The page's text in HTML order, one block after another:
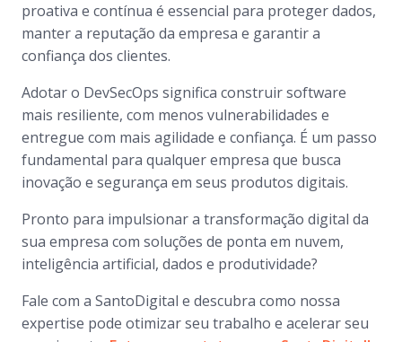
proativa e contínua é essencial para proteger dados,
manter a reputação da empresa e garantir a
confiança dos clientes.
Adotar o DevSecOps significa construir software
mais resiliente, com menos vulnerabilidades e
entregue com mais agilidade e confiança. É um passo
fundamental para qualquer empresa que busca
inovação e segurança em seus produtos digitais.
Pronto para impulsionar a transformação digital da
sua empresa com soluções de ponta em nuvem,
inteligência artificial, dados e produtividade?
Fale com a SantoDigital e descubra como nossa
expertise pode otimizar seu trabalho e acelerar seu